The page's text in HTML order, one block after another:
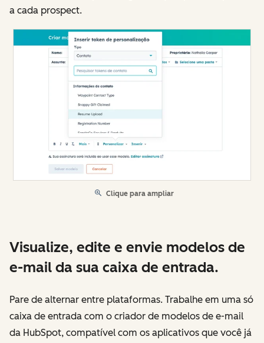
a cada prospect.
Clique para ampliar
Visualize, edite e envie modelos de
e-mail da sua caixa de entrada.
Pare de alternar entre plataformas. Trabalhe em uma só
caixa de entrada com o criador de modelos de e-mail
da HubSpot, compatível com os aplicativos que você já